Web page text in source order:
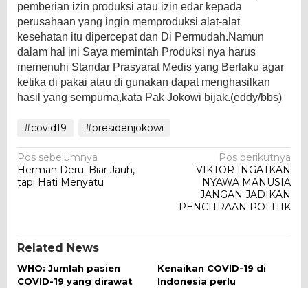
pemberian izin produksi atau izin edar kepada
perusahaan yang ingin memproduksi alat-alat
kesehatan itu dipercepat dan Di Permudah.Namun
dalam hal ini Saya memintah Produksi nya harus
memenuhi Standar Prasyarat Medis yang Berlaku agar
ketika di pakai atau di gunakan dapat menghasilkan
hasil yang sempurna,kata Pak Jokowi bijak.(eddy/bbs)
#covid19 #presidenjokowi
Navigasi
pos
Pos sebelumnya
Herman Deru: Biar Jauh,
tapi Hati Menyatu
Pos berikutnya
VIKTOR INGATKAN
NYAWA MANUSIA
JANGAN JADIKAN
PENCITRAAN POLITIK
Related News
WHO: Jumlah pasien
COVID-19 yang dirawat
Kenaikan COVID-19 di
Indonesia perlu